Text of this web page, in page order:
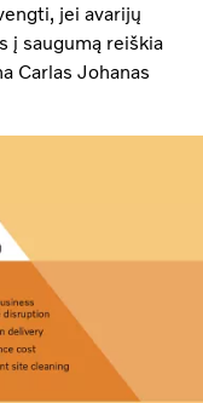
jei avarijų
į saugumą reiškia
Carlas Johanas